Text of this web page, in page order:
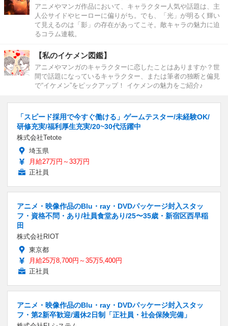
アニメやマンガ作品において、キャラクター人気や話題は、主
人公サイドやヒーローに偏りがち。でも、「光」が明るく輝い
て見えるのは「影」の存在があってこそ。敵キャラの魅力に迫
るコラム連載。
【私のイケメン図鑑】
アニメやマンガのキャラクターに恋したことはありますか？世
間で話題になっているキャラクター、または筆者の独断と偏見
で“イケメン”をピックアップ！ イケメンの魅力をご紹介♪
「スピード採用で今すぐ働ける」ゲームテスター/未経験OK/
研修充実/福利厚生充実/20~30代活躍中
株式会社Tetote
埼玉県
月給27万円～33万円
正社員
アニメ・映像作品のBlu・ray・DVDパッケージ封入スタッ
フ・資格不問・あり/社員食堂あり/25〜35歳・新宿区西早稲
田
株式会社RIOT
東京都
月給25万8,700円～35万5,400円
正社員
アニメ・映像作品のBlu・ray・DVDパッケージ封入スタッ
フ・第2新卒歓迎/週休2日制「正社員・社会保険完備」